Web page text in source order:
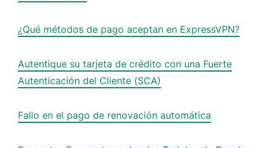
¿Qué métodos de pago aceptan en ExpressVPN?
Autentique su tarjeta de crédito con una Fuerte
Autenticación del Cliente (SCA)
Fallo en el pago de renovación automática